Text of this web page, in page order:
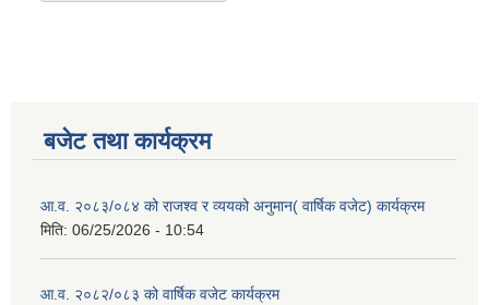
बजेट तथा कार्यक्रम
आ.व. २०८३/०८४ को राजश्व र व्ययको अनुमान( वार्षिक वजेट) कार्यक्रम
मिति: 06/25/2026 - 10:54
आ.व. २०८२/०८३ को वार्षिक वजेट कार्यक्रम